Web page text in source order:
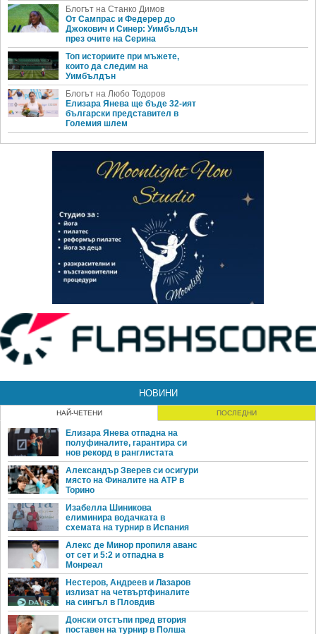
Блогът на Станко Димов
От Сампрас и Федерер до
Джокович и Синер: Уимбълдън
през очите на Серина
Топ историите при мъжете,
които да следим на
Уимбълдън
Блогът на Любо Тодоров
Елизара Янева ще бъде 32-ият
български представител в
Големия шлем
НОВИНИ
НАЙ-ЧЕТЕНИ ПОСЛЕДНИ
Елизара Янева отпадна на
полуфиналите, гарантира си
нов рекорд в ранглистата
Александър Зверев си осигури
място на Финалите на ATP в
Торино
Изабелла Шиникова
елиминира водачката в
схемата на турнир в Испания
Алекс де Минор пропиля аванс
от сет и 5:2 и отпадна в
Монреал
Нестеров, Андреев и Лазаров
излизат на четвъртфиналите
на сингъл в Пловдив
Донски отстъпи пред втория
поставен на турнир в Полша